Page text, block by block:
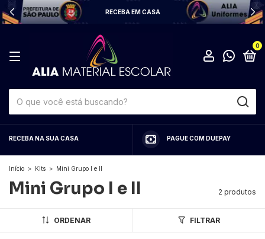
RECEBA EM CASA
0
RECEBA NA SUA CASA PAGUE COM DUEPAY
Início > Kits > Mini Grupo I e II
Mini Grupo I e II 2 produtos
ORDENAR FILTRAR